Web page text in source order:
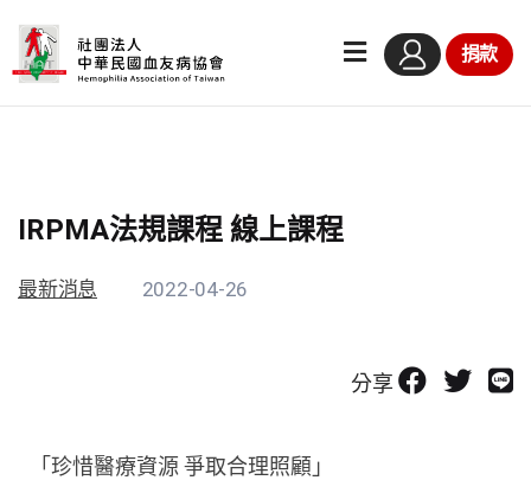
捐款
IRPMA法規課程 線上課程
最新消息 2022-04-26
分享
「珍惜醫療資源 爭取合理照顧」